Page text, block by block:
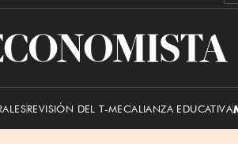
El
REVISIÓN DEL T-MECALIANZA EDUCATIVA